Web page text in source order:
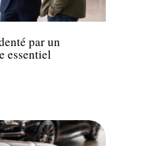
par un
essentiel